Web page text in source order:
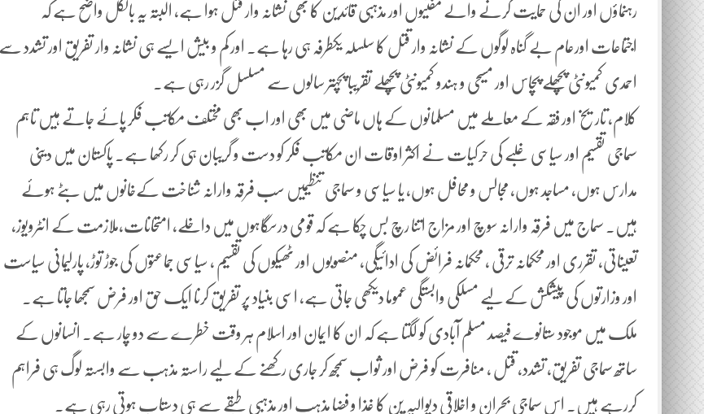
رہنماؤں اور ان کی حمایت کرنے والے مفتیوں اور مذہبی قائدین کا بھی نشانہ وار قتل ہوا ہے، البتہ یہ بالکل واضح ہے کہ
اجتماعات اورعام بے گناہ لوگوں کے نشانہ وار قتل کا سلسلہ یکطرفہ ہی رہا ہے۔ اور کم و بیش ایسے ہی نشانہ وار تفریق اور تشدد سے
احمدی کمیونٹی پچھلے پچاس اور مسیحی و ہندو کمیونٹی پچھلے تقریبا پچہتر سالوں سے مسلسل گزر رہی ہے۔
کلام، تاریخ اور فقہ کے معاملے میں مسلمانوں کے ہاں ماضی میں بھی اور اب بھی مختلف مکاتب فکر پائے جاتے ہیں تاہم
سماجی تقسیم اور سیاسی غلبے کی حرکیات نے اکثر اوقات ان مکاتب فکر کو دست و گریبان ہی کر رکھا ہے۔ پاکستان میں دینی
مدارس ہوں، مساجد ہوں، مجالس و محافل ہوں، یا سیاسی و سماجی تنظیمیں سب فرقہ وارانہ شناخت کےخانوں میں بٹے ہوئے
ہیں۔ سماج میں فرقہ وارانہ سوچ اور مزاج اتنا رچ بس چکا ہے کہ قومی درسگاہوں میں داخلے، امتحانات،ملازمت کے انٹرویوز،
تعیناتی، تقرری اور محکمانہ ترقی ، محکمانہ فرائض کی ادائیگی، منصوبوں اور ٹھیکوں کی تقسیم ، سیاسی جماعتوں کی جوڑ توڑ، پارلیمانی سیاست
اور وزارتوں کی پیشکش کے لیے مسلکی وابستگی عموما دیکھی جاتی ہے، اسی بنیاد پر تفریق کرنا ایک حق اور فرض سمجھا جاتا ہے۔
ملک میں موجود ستانوے فیصد مسلم آبادی کو لگتا ہے کہ ان کا ایمان اور اسلام ہر وقت خطرے سے دو چار ہے۔ انسانوں کے
ساتھ سماجی تفریق، تشدد، قتل ، منافرت کو فرض اور ثواب سمجھ کر جاری رکھنے کے لیے راستہ مذہب سے وابستہ لوگ ہی فراہم
کررہے ہیں۔ اس سماجی بحران و اخلاقی دیوالیہ پن کا غذا و فضا مذہب اور مذہبی طبقے سے ہی دستاب ہوتی رہی ہے۔